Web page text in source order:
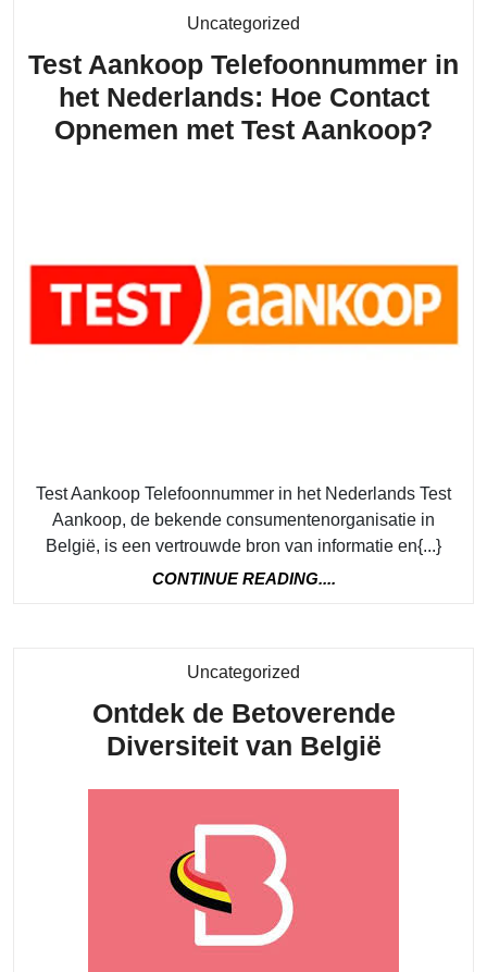
Uncategorized
Test Aankoop Telefoonnummer in
het Nederlands: Hoe Contact
Opnemen met Test Aankoop?
het
Test Aankoop Telefoonnummer in het Nederlands Test
Aankoop, de bekende consumentenorganisatie in
België, is een vertrouwde bron van informatie en{...}
CONTINUE READING....
Uncategorized
Ontdek de Betoverende
Diversiteit van BelgiëOntdek